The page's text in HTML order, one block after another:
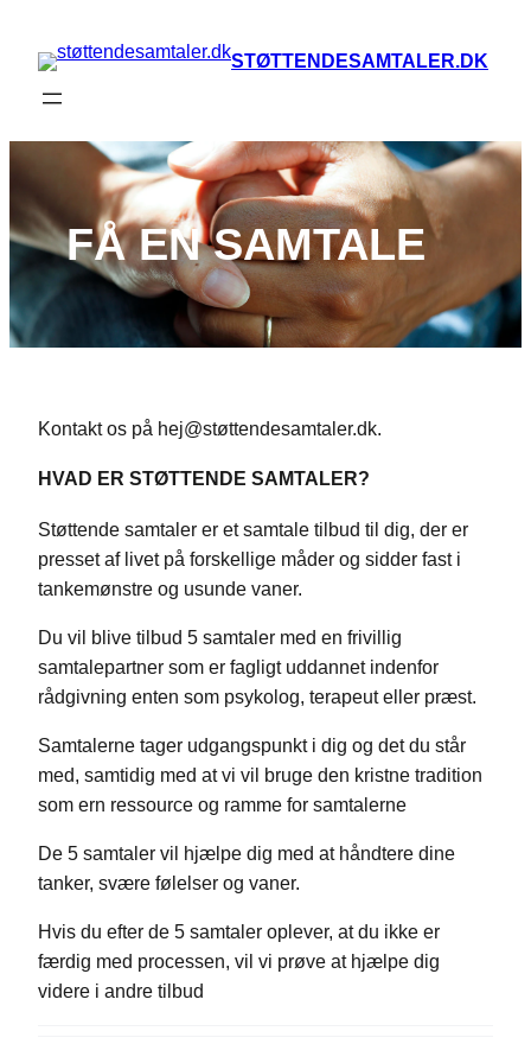
STØTTENDESAMTALER.DK
FÅ EN SAMTALE
Kontakt os på hej@støttendesamtaler.dk.
HVAD ER STØTTENDE SAMTALER?
Støttende samtaler er et samtale tilbud til dig, der er
presset af livet på forskellige måder og sidder fast i
tankemønstre og usunde vaner.
Du vil blive tilbud 5 samtaler med en frivillig
samtalepartner som er fagligt uddannet indenfor
rådgivning enten som psykolog, terapeut eller præst.
Samtalerne tager udgangspunkt i dig og det du står
med, samtidig med at vi vil bruge den kristne tradition
som ern ressource og ramme for samtalerne
De 5 samtaler vil hjælpe dig med at håndtere dine
tanker, svære følelser og vaner.
Hvis du efter de 5 samtaler oplever, at du ikke er
færdig med processen, vil vi prøve at hjælpe dig
videre i andre tilbud